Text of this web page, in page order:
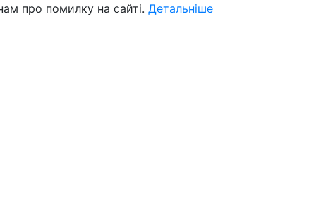
про помилку на сайті. Детальніше